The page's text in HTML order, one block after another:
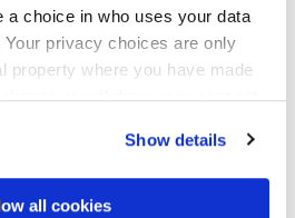
a choice in who uses your data
privacy choices are only
property where you have made
or withdraw your consent
like to:
Show details
all cookies